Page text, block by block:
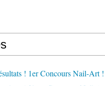
! 1er Concours Nail-Art !